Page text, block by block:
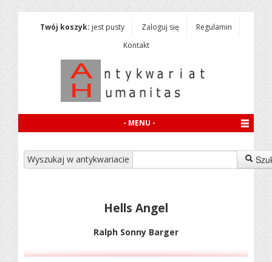
Twój koszyk: jest pusty Zaloguj się
Regulamin
Kontakt
- MENU -
Wyszukaj w antykwariacie
Hells Angel
Ralph Sonny Barger